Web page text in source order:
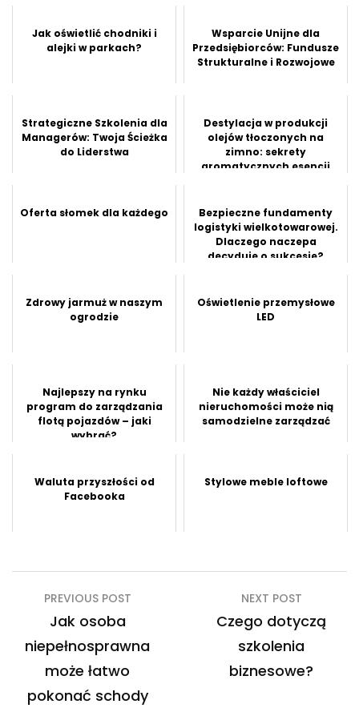
Jak oświetlić chodniki i
alejki w parkach?
Wsparcie Unijne dla
Przedsiębiorców: Fundusze
Strukturalne i Rozwojowe
Strategiczne Szkolenia dla
Managerów: Twoja Ścieżka
do Liderstwa
Destylacja w produkcji
olejów tłoczonych na
zimno: sekrety
aromatycznych esencji
Oferta słomek dla każdego
Bezpieczne fundamenty
logistyki wielkotowarowej.
Dlaczego naczepa
decyduje o sukcesie?
Zdrowy jarmuż w naszym
ogrodzie
Oświetlenie przemysłowe
LED
Najlepszy na rynku
program do zarządzania
flotą pojazdów – jaki
wybrać?
Nie każdy właściciel
nieruchomości może nią
samodzielne zarządzać
Waluta przyszłości od
Facebooka
Stylowe meble loftowe
Nawigacja
wpisu
PREVIOUS POST
Jak osoba
niepełnosprawna
może łatwo
pokonać schody
NEXT POST
Czego dotyczą
szkolenia
biznesowe?